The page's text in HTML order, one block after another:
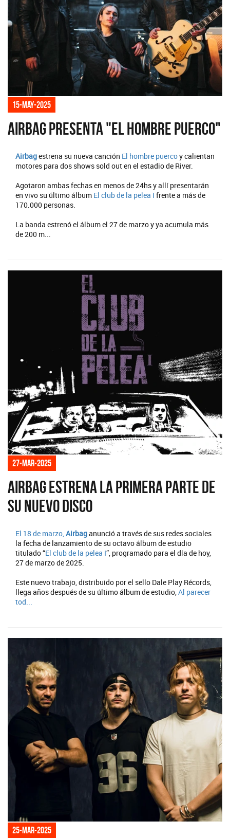
15-may-2025
Airbag presenta "El hombre puerco"
Airbagestrena su nueva canción El hombre puercoy calientan
motores para dos shows sold out en el estadio de River.
Agotaron ambas fechas en menos de 24hs y allí presentarán
en vivo su último álbum El club de la pelea I frente a más de
170.000 personas.
La banda estrenó el álbum el 27 de marzo y ya acumula más
de 200 m...
27-mar-2025
Airbag estrena la primera parte de
su nuevo disco
El 18 de marzo, Airbaganunció a través de sus redes sociales
la fecha de lanzamiento de su octavo álbum de estudio
titulado “El club de la pelea I”, programado para el día de hoy,
27 de marzo de 2025.
Este nuevo trabajo, distribuido por el sello Dale Play Récords,
llega años después de su último álbum de estudio, Al parecer
tod...
25-mar-2025